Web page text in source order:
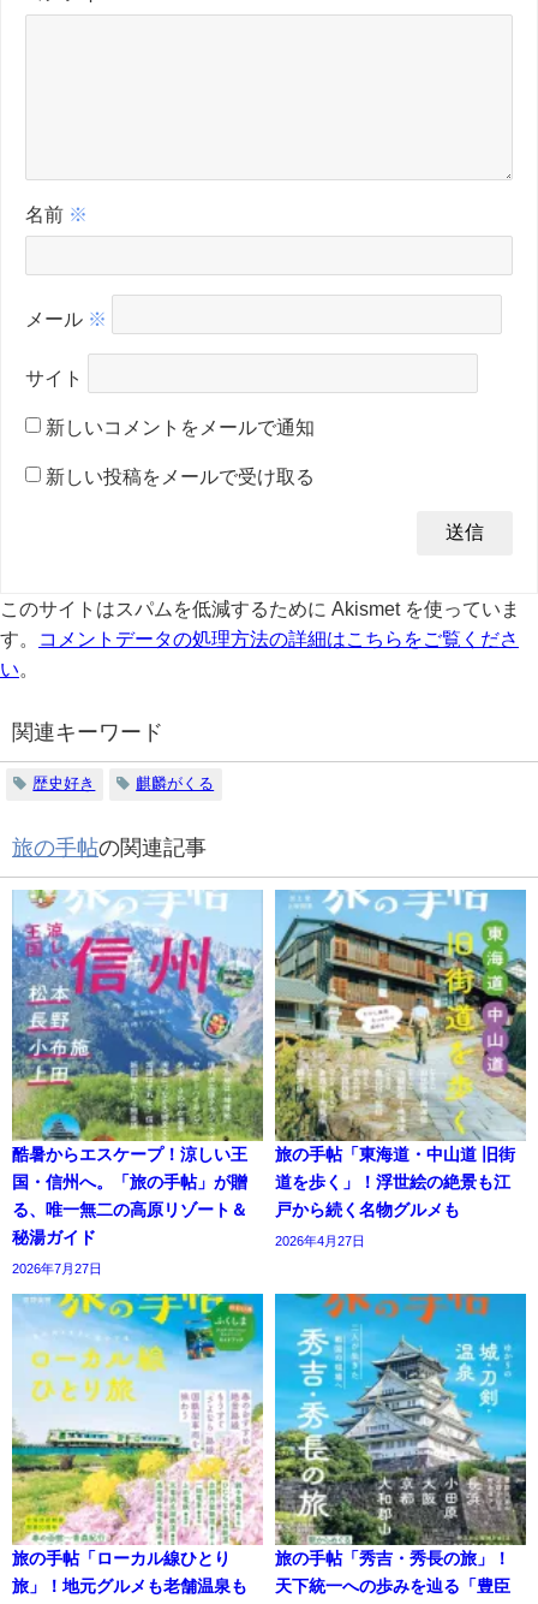
名前 ※
メール ※
サイト
新しいコメントをメールで通知
新しい投稿をメールで受け取る
このサイトはスパムを低減するために Akismet を使っていま
す。
コメントデータの処理方法の詳細はこちらをご覧くださ
い
関連キーワード
歴史好き 麒麟がくる
旅の手帖の関連記事
酷暑からエスケープ！涼しい王
国・信州へ。「旅の手帖」が贈
る、唯一無二の高原リゾート＆
秘湯ガイド
2026年7月27日
旅の手帖「東海道・中山道 旧街
道を歩く」！浮世絵の絶景も江
戸から続く名物グルメも
2026年4月27日
旅の手帖「ローカル線ひとり
旅」！地元グルメも老舗温泉も
旅の手帖「秀吉・秀長の旅」！
天下統一への歩みを辿る「豊臣